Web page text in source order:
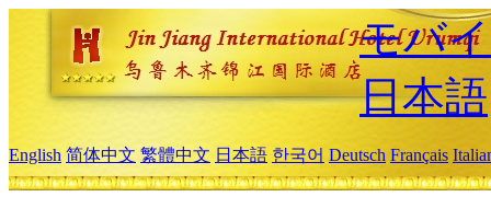
モバ
日本語
English 简体中文 繁體中文 日本語 한국어 Deutsch Français